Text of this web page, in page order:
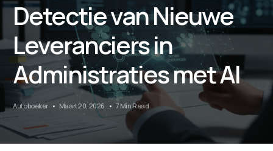
Detectie van Nieuwe
Leveranciers in
Administraties met AI
Autoboeker Maart 20, 2026 7 Min Read